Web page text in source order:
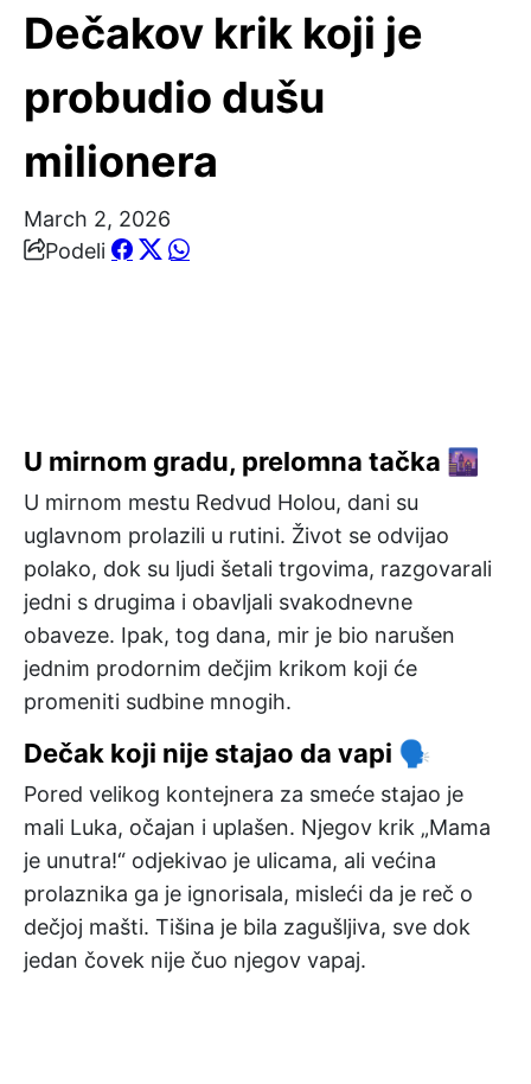
Dečakov krik koji je
probudio dušu
milionera
March 2, 2026
Podeli
U mirnom gradu, prelomna tačka 🌆
U mirnom mestu Redvud Holou, dani su
uglavnom prolazili u rutini. Život se odvijao
polako, dok su ljudi šetali trgovima, razgovarali
jedni s drugima i obavljali svakodnevne
obaveze. Ipak, tog dana, mir je bio narušen
jednim prodornim dečjim krikom koji će
promeniti sudbine mnogih.
Dečak koji nije stajao da vapi 🗣️
Pored velikog kontejnera za smeće stajao je
mali Luka, očajan i uplašen. Njegov krik „Mama
je unutra!“ odjekivao je ulicama, ali većina
prolaznika ga je ignorisala, misleći da je reč o
dečjoj mašti. Tišina je bila zagušljiva, sve dok
jedan čovek nije čuo njegov vapaj.